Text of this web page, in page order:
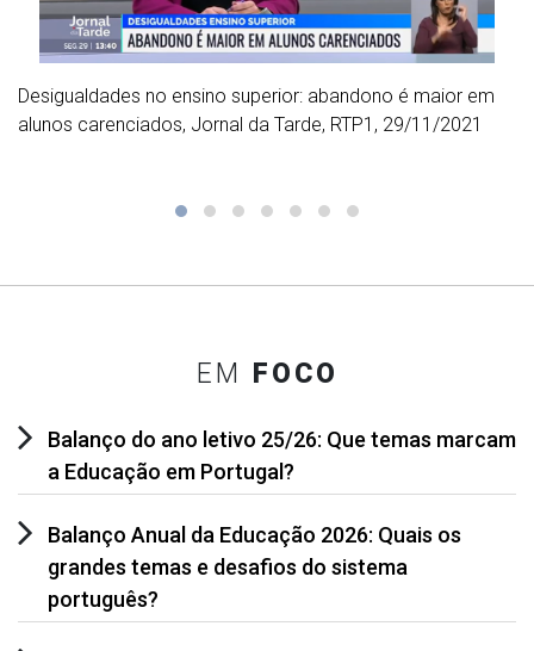
Desigualdades no ensino superior: abandono é maior em
alunos carenciados, Jornal da Tarde, RTP1, 29/11/2021
EM FOCO
Balanço do ano letivo 25/26: Que temas marcam
a Educação em Portugal?
Balanço Anual da Educação 2026: Quais os
grandes temas e desafios do sistema
português?